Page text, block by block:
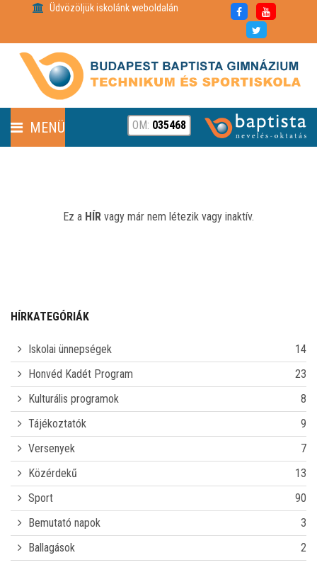
Üdvözöljük iskolánk weboldalán
MENÜ
CSENGETÉSI REND
E-NAPLÓ
KAPCSOLAT
TÁJÉKOZTATÓ ÉS IDŐPONTOK A 2026/2027-ES TANÉVRE
FELVÉTELIZŐ DIÁKOK SZÁMÁRA
IDEIGLENES FELVÉTELI RANGSOR A 2026/2027-ES TANÉVRE
JAVÍTÓVIZSGÁK
REGISZTRÁCIÓ ÉRETTSÉGI BETEKINTÉSHEZ
OM: 035468
HÍRKATEGÓRIÁK
Iskolai ünnepségek
14
Honvéd Kadét Program
23
Kulturális programok
8
Tájékoztatók
9
Versenyek
7
Közérdekű
13
Sport
90
Bemutató napok
3
Ballagások
2
Ez a HÍR vagy már nem létezik vagy inaktív.